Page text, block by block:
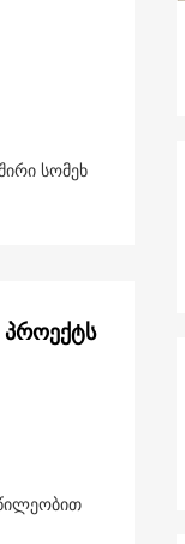
სომეხ
პროექტს